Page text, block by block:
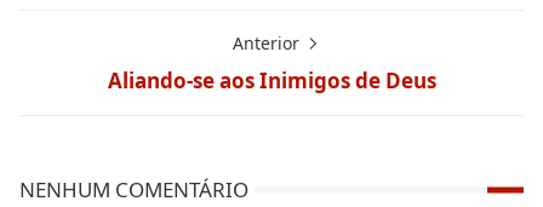
Anterior
Aliando-se aos Inimigos de Deus
NENHUM COMENTÁRIO